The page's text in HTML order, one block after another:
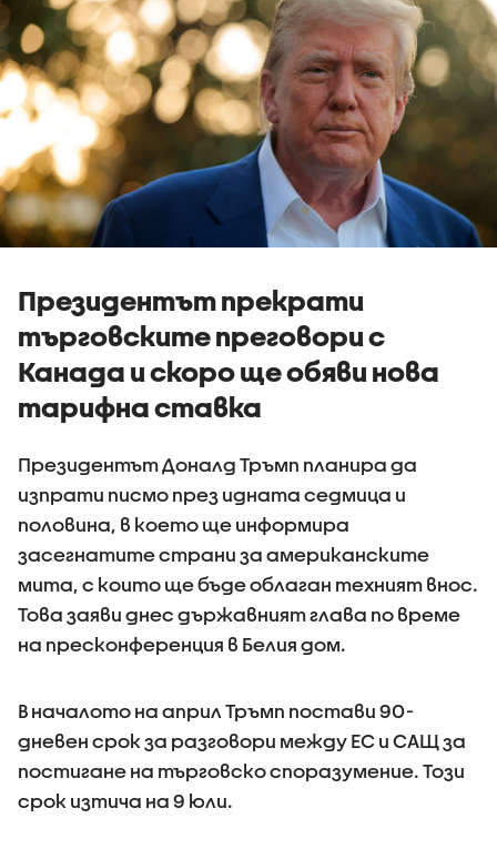
Президентът прекрати
търговските преговори с
Канада и скоро ще обяви нова
тарифна ставка
Президентът Доналд Тръмп планира да
изпрати писмо през идната седмица и
половина, в което ще информира
засегнатите страни за американските
мита, с които ще бъде облаган техният внос.
Това заяви днес държавният глава по време
на пресконференция в Белия дом.
В началото на април Тръмп постави 90-
дневен срок за разговори между ЕС и САЩ за
постигане на търговско споразумение. Този
срок изтича на 9 юли.